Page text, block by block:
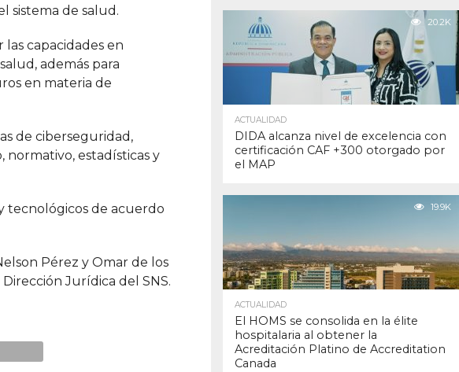
sistema de salud.
capacidades en
además para
en materia de
de ciberseguridad,
normativo, estadísticas y
tecnológicos de acuerdo
Pérez y Omar de los
Jurídica del SNS.
20.2K
ACTUALIDAD
DIDA alcanza nivel de excelencia con
certificación CAF +300 otorgado por
el MAP
19.9K
ACTUALIDAD
El HOMS se consolida en la élite
hospitalaria al obtener la
Acreditación Platino de Accreditation
Canada